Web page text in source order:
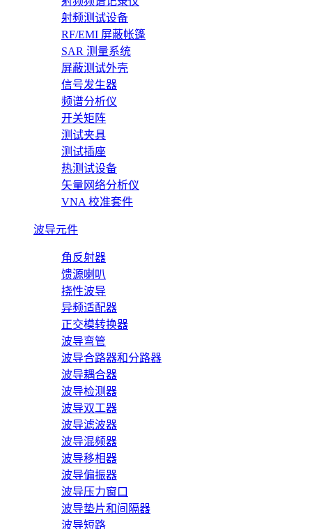
射频测试设备
RF/EMI 屏蔽帐篷
SAR 测量系统
屏蔽测试外壳
信号发生器
频谱分析仪
开关矩阵
测试夹具
测试插座
热测试设备
矢量网络分析仪
VNA 校准套件
波导元件
角反射器
馈源喇叭
挠性波导
异频适配器
正交模转换器
波导弯管
波导合路器和分路器
波导耦合器
波导检测器
波导双工器
波导滤波器
波导混频器
波导移相器
波导偏振器
波导压力窗口
波导垫片和间隔器
波导短路